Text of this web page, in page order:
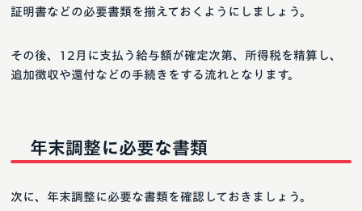
証明書などの必要書類を揃えておくようにしましょう。
その後、12月に支払う給与額が確定次第、所得税を精算し、
追加徴収や還付などの手続きをする流れとなります。
年末調整に必要な書類
次に、年末調整に必要な書類を確認しておきましょう。